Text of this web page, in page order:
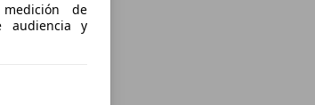
de
audiencia y